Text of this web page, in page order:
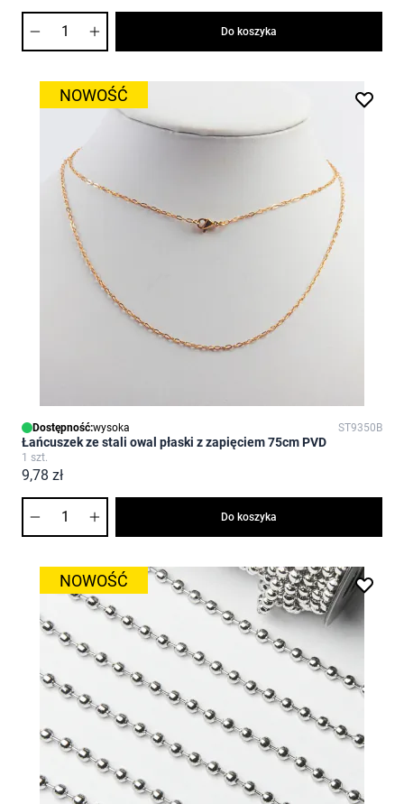
Do koszyka
NOWOŚĆ
Dostępność:wysoka ST9350B
Łańcuszek ze stali owal płaski z zapięciem 75cm PVD
1 szt.
9,78 zł
Do koszyka
NOWOŚĆ